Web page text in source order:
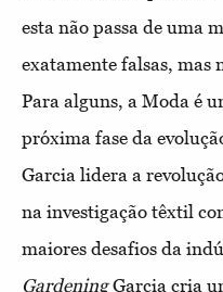
esta não passa de uma
exatamente falsas, mas
Para alguns, a Moda é
próxima fase da
Garcia lidera a
na investigação têxtil
maiores desafios da
GardeningGarcia cria